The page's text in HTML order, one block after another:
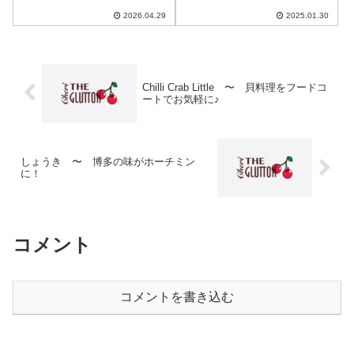
Home Store5
2026.04.29
ー！ ~ King kong
2025.01.30
Chilli Crab Little 〜 貝料理をフードコ
ートでお気軽に♪
しょうき 〜 博多の味がホーチミン
に！
コメント
コメントを書き込む